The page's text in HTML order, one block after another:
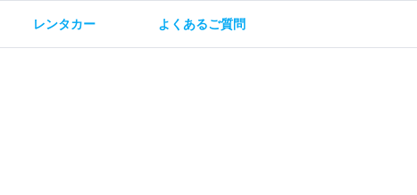
レンタカー よくあるご質問